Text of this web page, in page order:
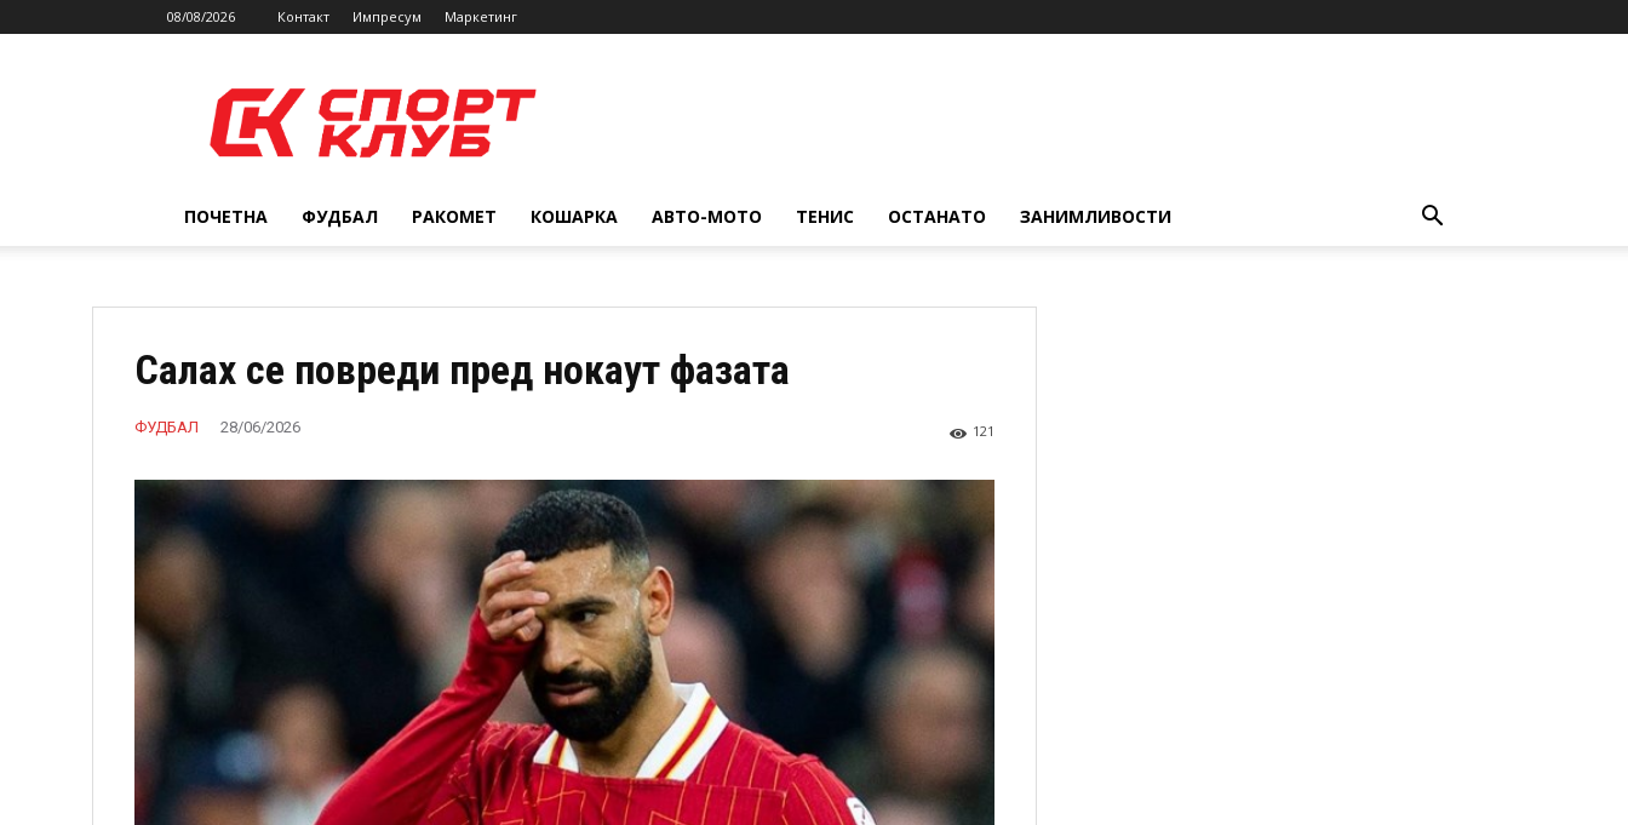
08/08/2026 Контакт Импресум Маркетинг
ПОЧЕТНА ФУДБАЛ РАКОМЕТ КОШАРКА АВТО-МОТО ТЕНИС ОСТАНАТО ЗАНИМЛИВОСТИ
Салах се повреди пред нокаут фазата
ФУДБАЛ 28/06/2026 121